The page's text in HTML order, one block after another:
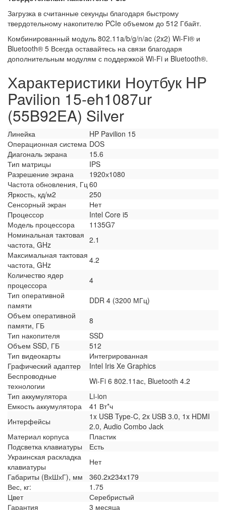
Загрузка в считанные секунды благодаря быстрому
твердотельному накопителю PCIe объемом до 512 Гбайт.
Комбинированный модуль 802.11a/b/g/n/ac (2x2) Wi-Fi® и
Bluetooth® 5 Всегда оставайтесь на связи благодаря
дополнительным модулям с поддержкой Wi-Fi и Bluetooth®.
Характеристики Ноутбук HP
Pavilion 15-eh1087ur
(55B92EA) Silver
Линейка
HP Pavilion 15
Операционная система DOS
Диагональ экрана
15.6
Тип матрицы
IPS
Разрешение экрана
1920х1080
Частота обновления, Гц60
Яркость, кд/м2
250
Сенсорный экран
Нет
Процессор
Intel Core i5
Модель процессора
1135G7
Номинальная тактовая
частота, GHz
2.1
Максимальная тактовая
частота, GHz
4.2
Количество ядер
процессора
4
Тип оперативной
памяти
DDR 4 (3200 МГц)
Объем оперативной
памяти, ГБ
8
Тип накопителя
SSD
Объем SSD, ГБ
512
Тип видеокарты
Интегрированная
Графический адаптер
Intel Iris Xe Graphics
Беспроводные
технологии
Wi-Fi 6 802.11aс, Bluetooth 4.2
Тип аккумулятора
Li-ion
Емкость аккумулятора
41 Вт*ч
Интерфейсы
1x USB Type-C, 2x USB 3.0, 1x HDMI
2.0, Audio Combo Jack
Материал корпуса
Пластик
Подсветка клавиатуры
Есть
Украинская раскладка
клавиатуры
Нет
Габариты (ВхШхГ), мм
360.2x234x179
Вес, кг:
1.75
Цвет
Серебристый
Гарантия
3 месяца